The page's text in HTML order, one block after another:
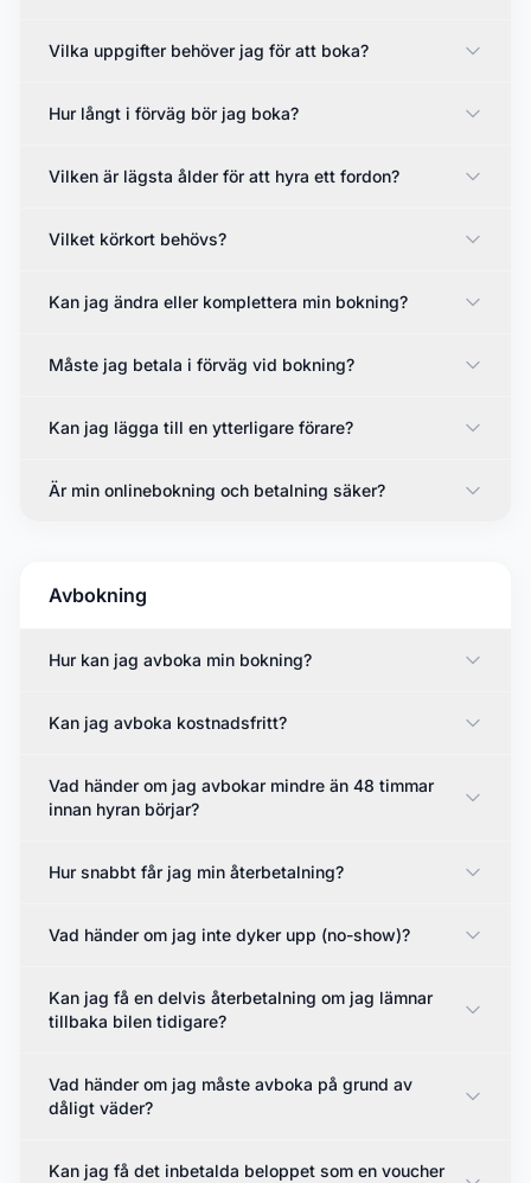
Vilka uppgifter behöver jag för att boka?
Hur långt i förväg bör jag boka?
Vilken är lägsta ålder för att hyra ett fordon?
Vilket körkort behövs?
Kan jag ändra eller komplettera min bokning?
Måste jag betala i förväg vid bokning?
Kan jag lägga till en ytterligare förare?
Är min onlinebokning och betalning säker?
Avbokning
Hur kan jag avboka min bokning?
Kan jag avboka kostnadsfritt?
Vad händer om jag avbokar mindre än 48 timmar
innan hyran börjar?
Hur snabbt får jag min återbetalning?
Vad händer om jag inte dyker upp (no-show)?
Kan jag få en delvis återbetalning om jag lämnar
tillbaka bilen tidigare?
Vad händer om jag måste avboka på grund av
dåligt väder?
Kan jag få det inbetalda beloppet som en voucher